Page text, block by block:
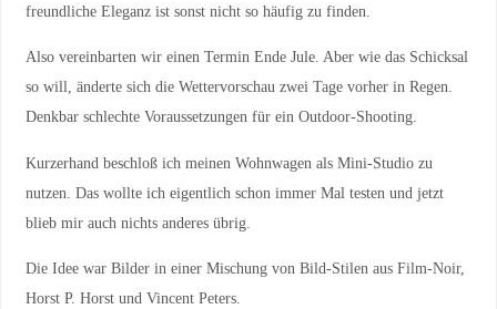
freundliche Eleganz ist sonst nicht so häufig zu finden.
Also vereinbarten wir einen Termin Ende Jule. Aber wie das Schicksal
so will, änderte sich die Wettervorschau zwei Tage vorher in Regen.
Denkbar schlechte Voraussetzungen für ein Outdoor-Shooting.
Kurzerhand beschloß ich meinen Wohnwagen als Mini-Studio zu
nutzen. Das wollte ich eigentlich schon immer Mal testen und jetzt
blieb mir auch nichts anderes übrig.
Die Idee war Bilder in einer Mischung von Bild-Stilen aus Film-Noir,
Horst P. Horst und Vincent Peters.